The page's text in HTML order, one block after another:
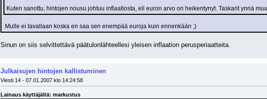
Kuten sanottu, hintojen nousu johtuu inflaatiosta, eli euron arvo on heikentynyt. Taskarit ynnä
Mulle ei tavallaan koska en saa sen enempää euroja kuin ennenkään ;)
Sinun on siis selvittettävä päätulonlähteellesi yleisen inflaation perusperiaatteita.
Julkaisujen hintojen kallistuminen
Viesti 14 - 07.01.2007 klo 14:24:58
Lainaus käyttäjältä: markustus